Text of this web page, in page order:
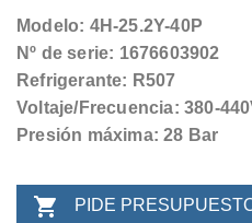
Modelo: 4H-25.2Y-40P
Nº de serie: 1676603902
Refrigerante: R507
Voltaje/Frecuencia: 380-
Presión máxima: 28 Bar
 PIDE